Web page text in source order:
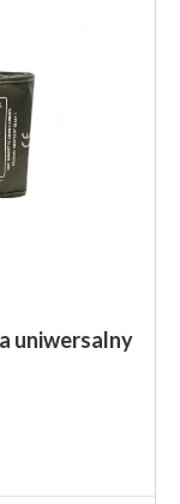
uniwersalny